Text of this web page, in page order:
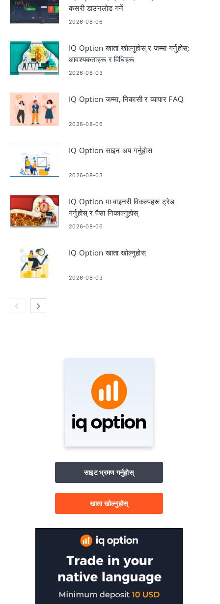
कसरी डाउनलोड गर्ने
2026-08-06
IQ Option खाता खोल्नुहोस् र जम्मा गर्नुहोस्:
आवश्यकताहरू र विधिहरू
2026-08-03
IQ Option जम्मा, निकासी र व्यापार FAQ
2026-08-06
IQ Option साइन अप गर्नुहोस्
2026-08-03
IQ Option मा बाइनरी विकल्पहरू ट्रेड
गर्नुहोस् र पैसा निकाल्नुहोस्
2026-08-06
IQ Option खाता खोल्नुहोस्
2026-08-03
साइट भ्रमण गर्नुहोस्
खाता खोल्नुहोस्